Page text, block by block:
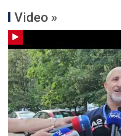
Video »